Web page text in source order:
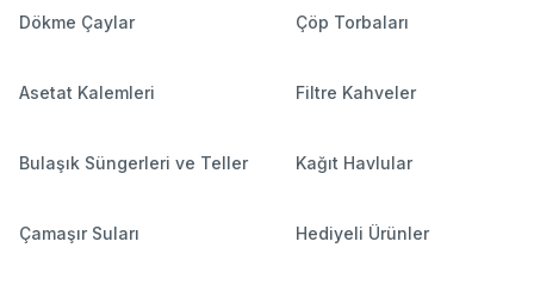
Dökme Çaylar Çöp Torbaları
Asetat Kalemleri Filtre Kahveler
Bulaşık Süngerleri ve Teller Kağıt Havlular
Çamaşır Suları Hediyeli Ürünler